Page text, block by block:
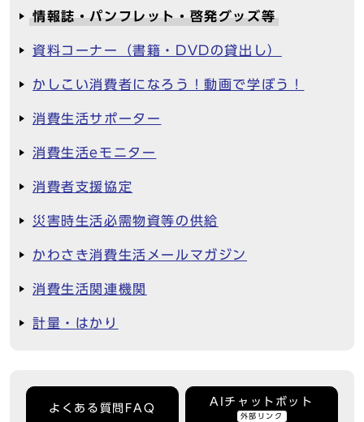
情報誌・パンフレット・啓発グッズ等
資料コーナー（書籍・DVDの貸出し）
かしこい消費者になろう！動画で学ぼう！
消費生活サポーター
消費生活eモニター
消費者支援協定
災害時生活必需物資等の供給
かわさき消費生活メールマガジン
消費生活関連機関
計量・はかり
よくある質問FAQ
AIチャットボット
外部リンク